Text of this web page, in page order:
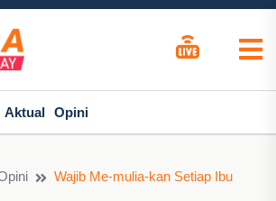
Aktual Opini
Wajib Me-mulia-kan Setiap Ibu